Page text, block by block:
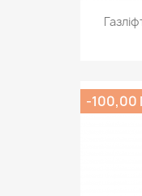
-100,00